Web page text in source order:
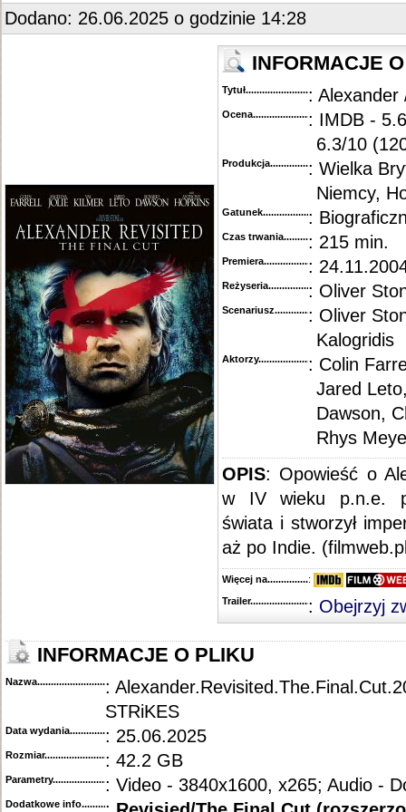
Dodano: 26.06.2025 o godzinie 14:28
INFORMACJE
Tytuł............................................
: Alexander
Ocena.............................................
: IMDB -
6.3/10
Produkcja.........................................
: Wielka
Niemcy,
Gatunek...........................................
:
Czas trwania......................................
: 215 min.
Premiera..........................................
:
Reżyseria........................................
: Oliver
Scenariusz........................................
: Oliver
Kalogridis
Aktorzy...........................................
: Colin
Jared
Dawson,
Rhys
OPIS: Opowieść o
w IV wieku p.n.e.
świata i stworzył
aż po Indie.
Więcej na........................................
:
Trailer...........................................
: Obejrzyj
INFORMACJE O PLIKU
Nazwa.............................................
:
STRiKES
Data wydania......................................
: 25.06.2025
Rozmiar...........................................
: 42.2 GB
Parametry.........................................: Video - 3840x1600, x265; Audio -
Dodatkowe info....................................